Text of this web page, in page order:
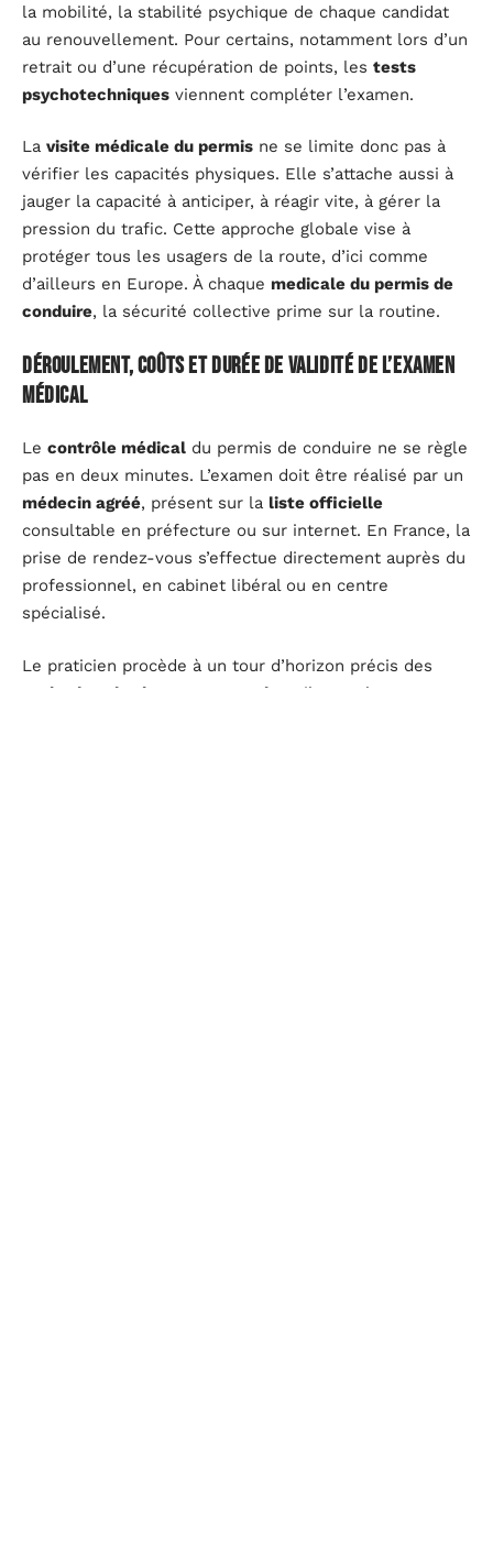
la mobilité, la stabilité psychique de chaque candidat
au renouvellement. Pour certains, notamment lors d’un
retrait ou d’une récupération de points, les tests
psychotechniques viennent compléter l’examen.
La visite médicale du permis ne se limite donc pas à
vérifier les capacités physiques. Elle s’attache aussi à
jauger la capacité à anticiper, à réagir vite, à gérer la
pression du trafic. Cette approche globale vise à
protéger tous les usagers de la route, d’ici comme
d’ailleurs en Europe. À chaque medicale du permis de
conduire, la sécurité collective prime sur la routine.
Déroulement, coûts et durée de validité de l’examen
médical
Le contrôle médical du permis de conduire ne se règle
pas en deux minutes. L’examen doit être réalisé par un
médecin agréé, présent sur la liste officielle
consultable en préfecture ou sur internet. En France, la
prise de rendez-vous s’effectue directement auprès du
professionnel, en cabinet libéral ou en centre
spécialisé.
Le praticien procède à un tour d’horizon précis des
aptitudes physiques et mentales
: il teste la vue,